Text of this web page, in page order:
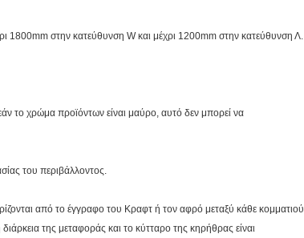
1800mm στην κατεύθυνση W και μέχρι 1200mm στην κατεύθυνση Λ.
το χρώμα προϊόντων είναι μαύρο, αυτό δεν μπορεί να
του περιβάλλοντος.
από το έγγραφο του Κραφτ ή τον αφρό μεταξύ κάθε κομματιού
της μεταφοράς και το κύτταρο της κηρήθρας είναι